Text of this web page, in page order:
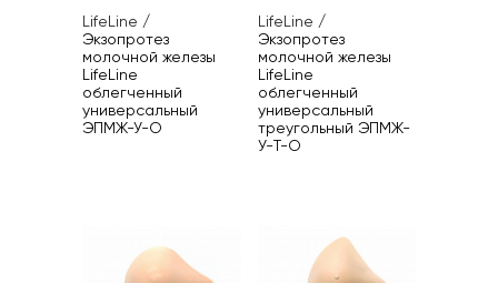
LifeLine /
Экзопротез
молочной железы
LifeLine
облегченный
универсальный
ЭПМЖ-У-О
LifeLine /
Экзопротез
молочной железы
LifeLine
облегченный
универсальный
треугольный ЭПМЖ-
У-T-О